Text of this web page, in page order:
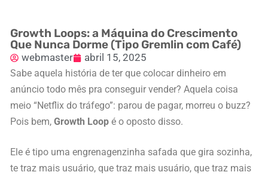
Growth Loops: a Máquina do Crescimento
Que Nunca Dorme (Tipo Gremlin com Café)
webmaster abril 15, 2025
Sabe aquela história de ter que colocar dinheiro em
anúncio todo mês pra conseguir vender? Aquela coisa
meio “Netflix do tráfego”: parou de pagar, morreu o buzz?
Pois bem, Growth Loop é o oposto disso.
Ele é tipo uma engrenagenzinha safada que gira sozinha,
te traz mais usuário, que traz mais usuário, que traz mais